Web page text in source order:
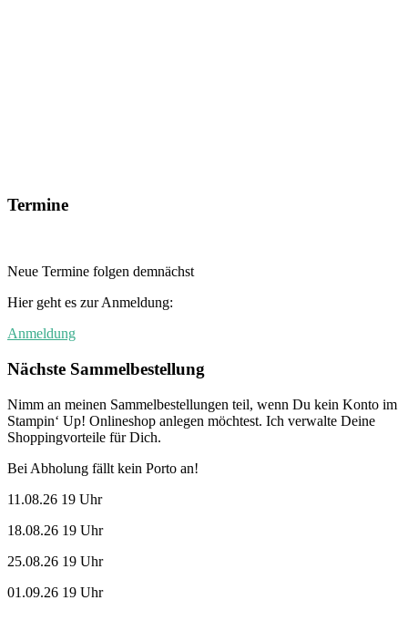
Termine
Neue Termine folgen demnächst
Hier geht es zur Anmeldung:
Anmeldung
Nächste Sammelbestellung
Nimm an meinen Sammelbestellungen teil, wenn Du kein Konto im
Stampin‘ Up! Onlineshop anlegen möchtest. Ich verwalte Deine
Shoppingvorteile für Dich.
Bei Abholung fällt kein Porto an!
11.08.26 19 Uhr
18.08.26 19 Uhr
25.08.26 19 Uhr
01.09.26 19 Uhr